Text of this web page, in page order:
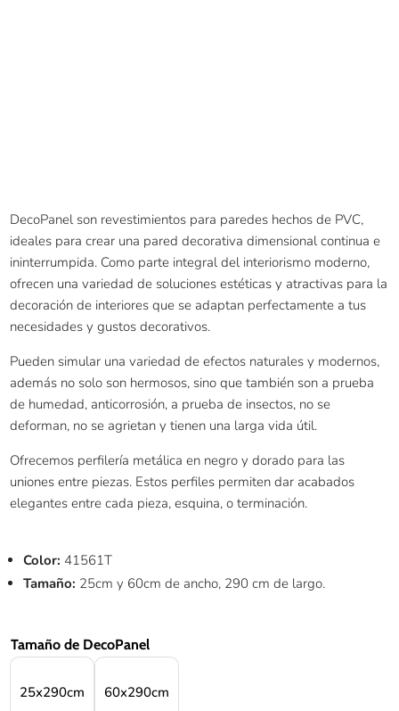
DecoPanel son revestimientos para paredes hechos de PVC,
ideales para crear una pared decorativa dimensional continua e
ininterrumpida. Como parte integral del interiorismo moderno,
ofrecen una variedad de soluciones estéticas y atractivas para la
decoración de interiores que se adaptan perfectamente a tus
necesidades y gustos decorativos.
Pueden simular una variedad de efectos naturales y modernos,
además no solo son hermosos, sino que también son a prueba
de humedad, anticorrosión, a prueba de insectos, no se
deforman, no se agrietan y tienen una larga vida útil.
Ofrecemos perfilería metálica en negro y dorado para las
uniones entre piezas. Estos perfiles permiten dar acabados
elegantes entre cada pieza, esquina, o terminación.
Color: 41561T
Tamaño: 25cm y 60cm de ancho, 290 cm de largo.
Tamaño de DecoPanel
25x290cm 60x290cm